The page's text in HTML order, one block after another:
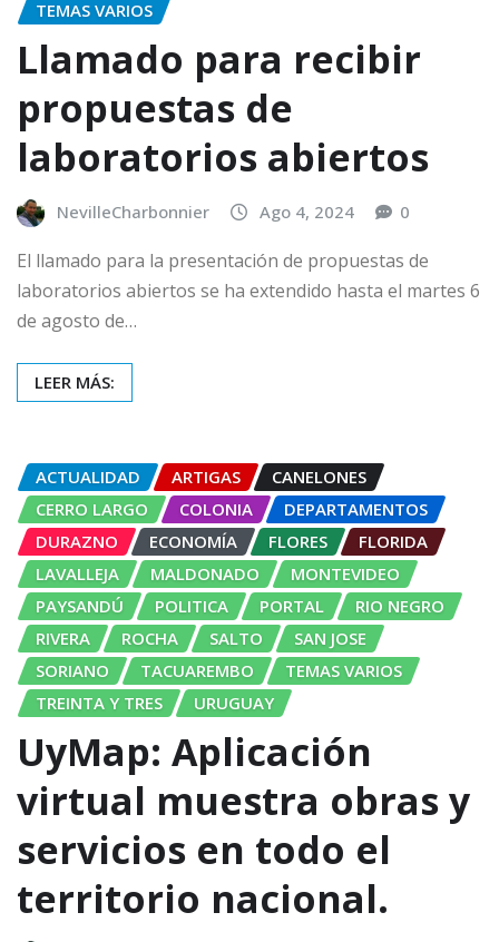
TEMAS VARIOS
Llamado para recibir
propuestas de
laboratorios abiertos
NevilleCharbonnier Ago 4, 2024 0
El llamado para la presentación de propuestas de
laboratorios abiertos se ha extendido hasta el martes 6
de agosto de…
LEER MÁS:
ACTUALIDAD ARTIGAS
CANELONES
CERRO LARGO
COLONIA
DEPARTAMENTOS
DURAZNO
ECONOMÍA FLORES
FLORIDA
LAVALLEJA
MALDONADO
MONTEVIDEO
PAYSANDÚ
POLITICA PORTAL
RIO NEGRO
RIVERA
ROCHA SALTO
SAN JOSE
SORIANO
TACUAREMBO
TEMAS VARIOS
TREINTA Y TRES
URUGUAY
UyMap: Aplicación
virtual muestra obras y
servicios en todo el
territorio nacional.